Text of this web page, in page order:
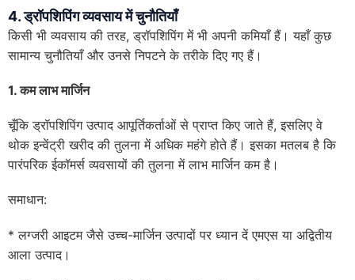
4. ड्रॉपशिपिंग व्यवसाय में चुनौतियाँ
किसी भी व्यवसाय की तरह, ड्रॉपशिपिंग में भी अपनी कमियाँ हैं। यहाँ कुछ
सामान्य चुनौतियाँ और उनसे निपटने के तरीके दिए गए हैं।
1. कम लाभ मार्जिन
चूँकि ड्रॉपशिपिंग उत्पाद आपूर्तिकर्ताओं से प्राप्त किए जाते हैं, इसलिए वे
थोक इन्वेंट्री खरीद की तुलना में अधिक महंगे होते हैं। इसका मतलब है कि
पारंपरिक ईकॉमर्स व्यवसायों की तुलना में लाभ मार्जिन कम है।
समाधान:
* लग्जरी आइटम जैसे उच्च-मार्जिन उत्पादों पर ध्यान दें एमएस या अद्वितीय
आला उत्पाद।